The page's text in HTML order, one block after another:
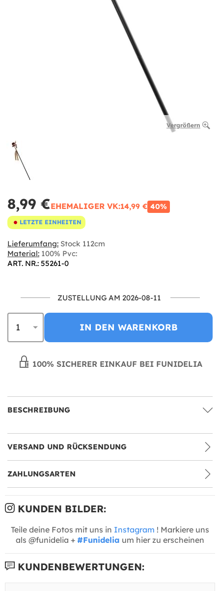
Vergrößern
8,99 €EHEMALIGER VK:14,99 € 40%
LETZTE EINHEITEN
Lieferumfang: Stock 112cm
Material: 100% Pvc:
ART. NR.: 55261-0
ZUSTELLUNG AM 2026-08-11
IN DEN WARENKORB
100% SICHERER EINKAUF BEI FUNIDELIA
BESCHREIBUNG
VERSAND UND RÜCKSENDUNG
ZAHLUNGSARTEN
KUNDEN BILDER:
Teile deine Fotos mit uns in Instagram ! Markiere uns
als @funidelia + #Funidelia um hier zu erscheinen
KUNDENBEWERTUNGEN: